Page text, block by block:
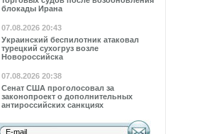
блокады Ирана
07.08.2026 20:43
Украинский беспилотник атаковал
турецкий сухогруз возле
Новороссийска
07.08.2026 20:38
Сенат США проголосовал за
законопроект о дополнительных
антироссийских санкциях